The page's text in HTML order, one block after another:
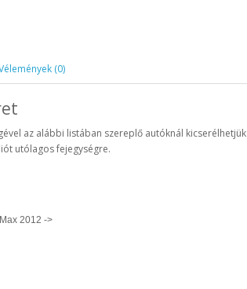
(0)
az alábbi listában szereplő autóknál kicserélhetjük
utólagos fejegységre.
2012 ->